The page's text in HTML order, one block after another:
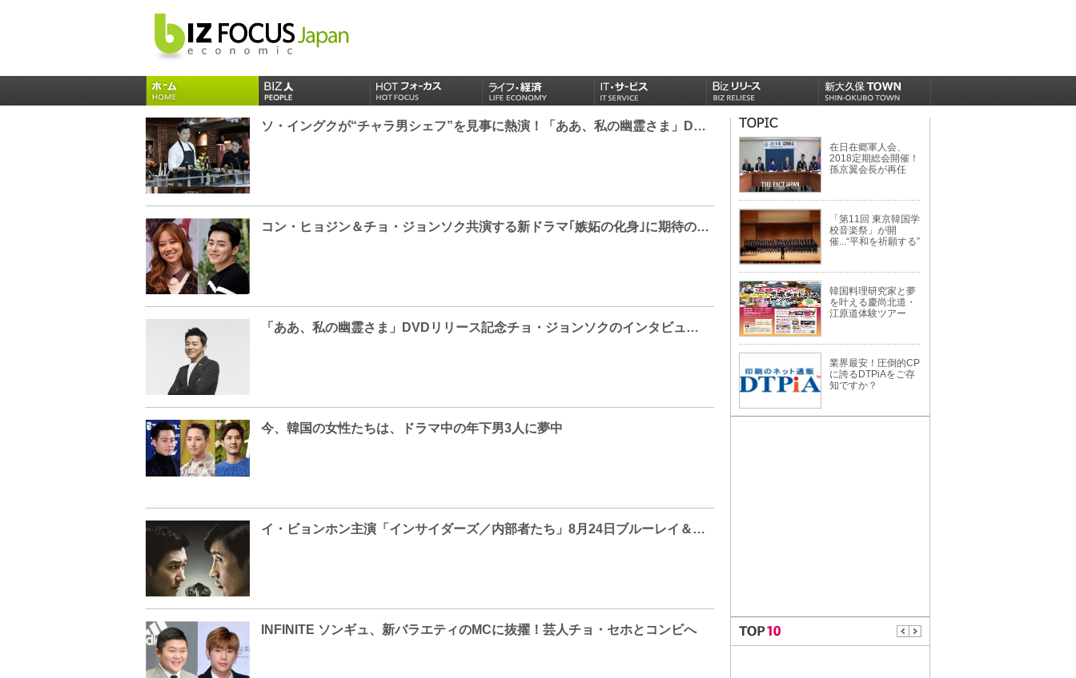
ソ・イングクが“チャラ男シェフ”を見事に熱演！「ああ、私の幽霊さま」DVD SET2メイキング映像の一部を公開！
コン・ヒョジン＆チョ・ジョンソク共演する新ドラマ｢嫉妬の化身｣に期待の声！
「ああ、私の幽霊さま」DVDリリース記念チョ・ジョンソクのインタビューが到着！パク・ボヨンに迫られても笑ってしまう程のNG王と自ら認める
今、韓国の女性たちは、ドラマ中の年下男3人に夢中
イ・ビョンホン主演「インサイダーズ／内部者たち」8月24日ブルーレイ＆DVDリリース、同日デジタルセル・レンタル配信開始！
INFINITE ソンギュ、新バラエティのMCに抜擢！芸人チョ・セホとコンビへ
在日在郷軍人会、
2018定期総会開催！
孫京翼会長が再任
「第11回 東京韓国学
校音楽祭」が開
催...“平和を祈願する”
韓国料理研究家と夢
を叶える慶尚北道・
江原道体験ツアー
業界最安！圧倒的CP
に誇るDTPiAをご存
知ですか？